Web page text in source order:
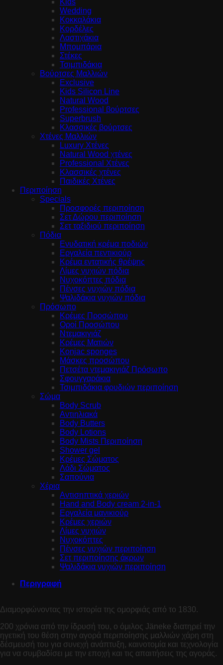
Wedding
Κοκκαλάκια
Κορδέλες
Λαστιχάκια
Μπομπάρια
Στέκες
Τσιμπιδάκια
Βούρτσες Μαλλιών
Exclusive
Kids Silicon Line
Natural Wood
Professional βούρτσες
Superbrush
Κλασσικές βούρτσες
Χτένες Μαλλιών
Luxury Χτένες
Natural Wood χτένες
Professional Χτένες
Κλασσικές χτένες
Παιδικές Χτένες
Περιποίηση
Specials
Προσφορές περιποίηση
Σετ Δώρου περιποίηση
Σετ ταξιδιού περιποίηση
Πόδια
Ενυδατική κρέμα ποδιών
Εργαλεία πεντικιούρ
Κρέμα εντατικής θρέψης
Λίμες νυχιών πόδια
Νυχοκόπτες πόδια
Πένσες νυχιών πόδια
Ψαλιδάκια νυχιών πόδια
Πρόσωπο
Κρέμες Προσώπου
Οροί Προσώπου
Ντεμακιγιάζ
Κρέμες Ματιών
Konjac sponges
Μάσκες προσώπου
Πετσέτα ντεμακιγιάζ Πρόσωπο
Σφουγγαράκια
Τσιμπιδάκια φρυδιών περιποίηση
Σώμα
Body Scrub
Αντιηλιακά
Body Butters
Body Lotions
Body Mists Περιποίηση
Shower gel
Κρέμες Σώματος
Λάδι Σώματος
Σαπούνια
Χέρια
Αντισηπτικά χεριών
Hand and Body cream 2-in-1
Εργαλεία μανικιούρ
Κρέμες χεριών
Λίμες νυχιών
Νυχοκόπτες
Πένσες νυχιών περιποίηση
Σετ περιποίησης άκρων
Ψαλιδάκια νυχιών περιποίηση
Περιγραφή
Διαμορφώνοντας την ιστορία της ομορφιάς από το 1830.
200 χρόνια από την ίδρυσή του, ο όμιλος Jäneke διατηρεί την
ηγετική του θέση στην αγορά περιποίησης μαλλιών χάρη στη
δέσμευσή του για συνεχή ανάπτυξη, καινοτομία και τεχνολογία
για να συμβαδίσει με την εποχή και τις απαιτήσεις της αγοράς.